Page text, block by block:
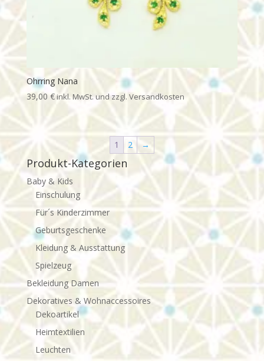
Ohrring Nana
39,00€
1 2 →
Produkt-Kategorien
Baby & Kids
Einschulung
Für´s Kinderzimmer
Geburtsgeschenke
Kleidung & Ausstattung
Spielzeug
Bekleidung Damen
Dekoratives & Wohnaccessoires
Dekoartikel
Heimtextilien
Leuchten